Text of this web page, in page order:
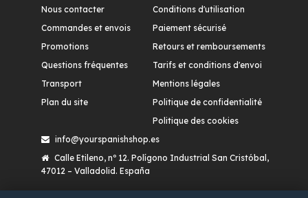
Nous contacter
Commandes et envois
Promotions
Questions fréquentes
Transport
Plan du site
Conditions d'utilisation
Paiement sécurisé
Retours et remboursements
Tarifs et conditions d'envoi
Mentions légales
Politique de confidentialité
Politique des cookies
info@yourspanishshop.es
Calle Etileno, nº 12. Polígono Industrial San Cristóbal,
47012 – Valladolid. España